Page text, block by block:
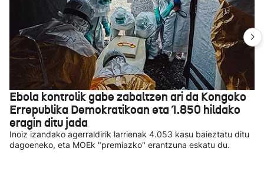
Ebola kontrolik gabe zabaltzen ari da Kongoko
Errepublika Demokratikoan eta 1.850 hildako
eragin ditu jada
Inoiz izandako agerraldirik larrienak 4.053 kasu baieztatu ditu
dagoeneko, eta MOEk "premiazko" erantzuna eskatu du.